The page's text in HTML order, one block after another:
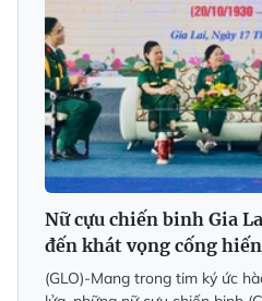
Nữ cựu chiến binh Gia
đến khát vọng cống
(GLO)-Mang trong tim ký ức